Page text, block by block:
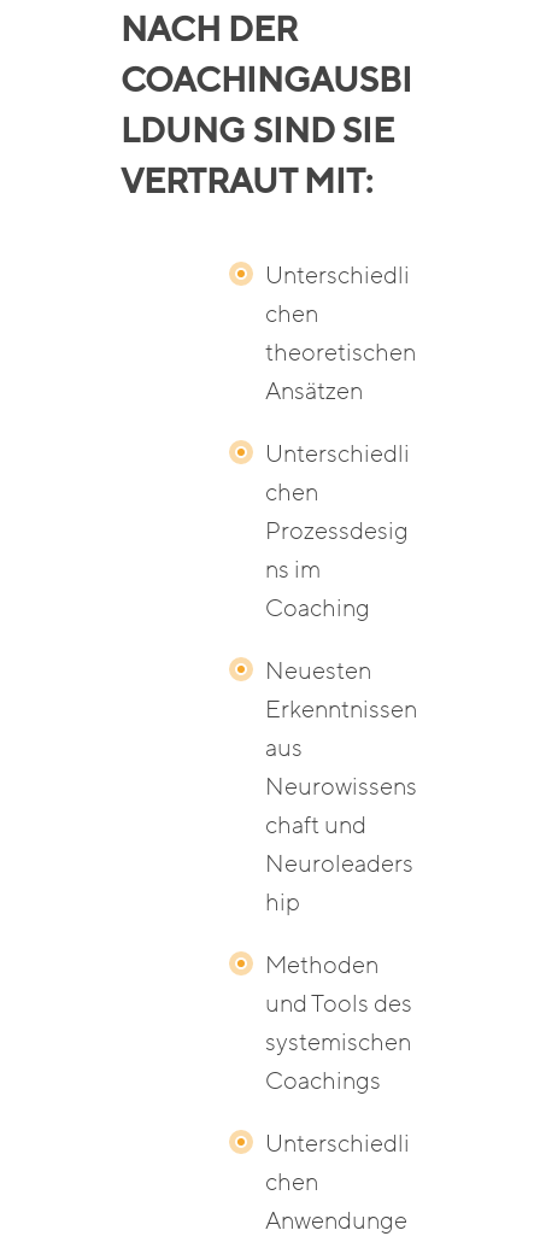
NACH DER
COACHINGAUSBI
LDUNG SIND SIE
VERTRAUT MIT:
Unterschiedli
chen
theoretischen
Ansätzen
Unterschiedli
chen
Prozessdesig
ns im
Coaching
Neuesten
Erkenntnissen
aus
Neurowissens
chaft und
Neuroleaders
hip
Methoden
und Tools des
systemischen
Coachings
Unterschiedli
chen
Anwendunge